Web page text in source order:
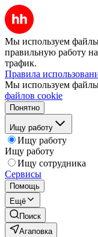
Мы используем файлы
правильную работу
трафик.
Правила
Мы используем
файлов cookie
Понятно
Ищу работу
Ищу работу
Ищу работу
Ищу сотрудника
Сервисы
Помощь
Ещё
Поиск
Агаповка